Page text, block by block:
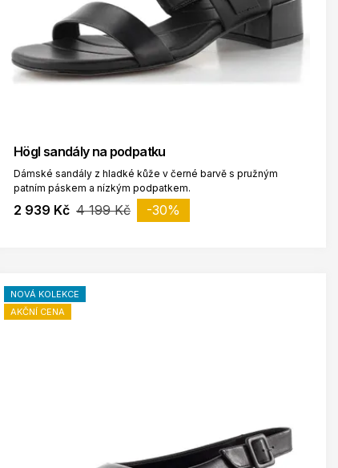
Högl sandály na podpatku
Dámské sandály z hladké kůže v černé barvě s pružným
patním páskem a nízkým podpatkem.
2 939 Kč 4 199 Kč -30%
NOVÁ KOLEKCE
AKČNÍ CENA